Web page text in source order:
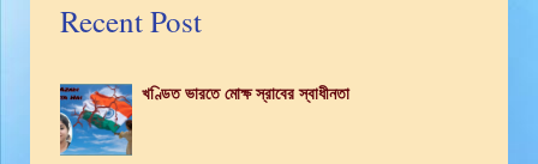
Recent Post
খণ্ডিত ভারতে মোক্ষ স্রাবের স্বাধীনতা